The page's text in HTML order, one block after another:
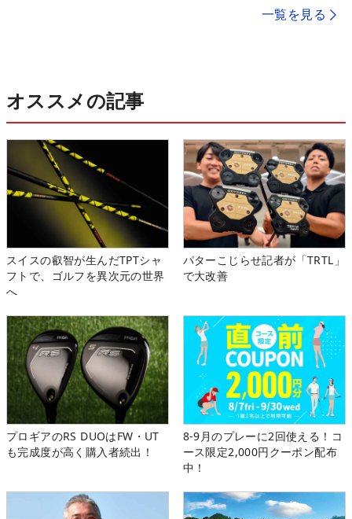
一覧を見る
オススメの記事
スイスの叡智が生んだTPTシャ
フトで、ゴルフを異次元の世界
へ
パターこじらせ記者が「TRTL」
で大改善
プロギアのRS DUOはFW・UT
も完成度が高く購入者続出！
8-9月のプレーに2回使える！コ
ース限定2,000円クーポン配布
中！